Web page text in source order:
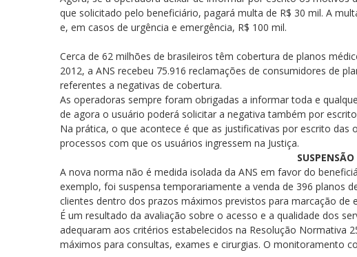
que solicitado pelo beneficiário, pagará multa de R$ 30 mil. A
e, em casos de urgência e emergência, R$ 100 mil.
Cerca de 62 milhões de brasileiros têm cobertura de planos
2012, a ANS recebeu 75.916 reclamações de consumidores de
referentes a negativas de cobertura.
As operadoras sempre foram obrigadas a informar toda e
de agora o usuário poderá solicitar a negativa também por
Na prática, o que acontece é que as justificativas por escrito das
processos com que os usuários ingressem na Justiça.
SUSPENSÃO
A nova norma não é medida isolada da ANS em favor do
exemplo, foi suspensa temporariamente a venda de 396 planos
clientes dentro dos prazos máximos previstos para marcação de
É um resultado da avaliação sobre o acesso e a qualidade dos
adequaram aos critérios estabelecidos na Resolução Normativa
máximos para consultas, exames e cirurgias. O monitoramento